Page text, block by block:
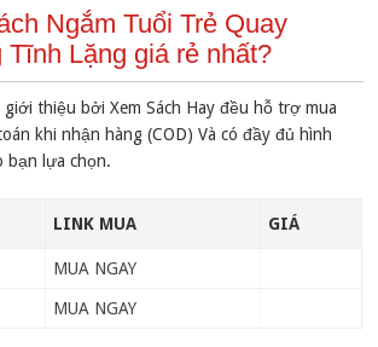
Ngắm Tuổi Trẻ Quay
Tĩnh Lặng giá rẻ nhất?
thiệu bởi Xem Sách Hay đều hỗ trợ mua
khi nhận hàng (COD) Và có đầy đủ hình
bạn lựa chọn.
LINK MUA GIÁ
MUA NGAY
MUA NGAY